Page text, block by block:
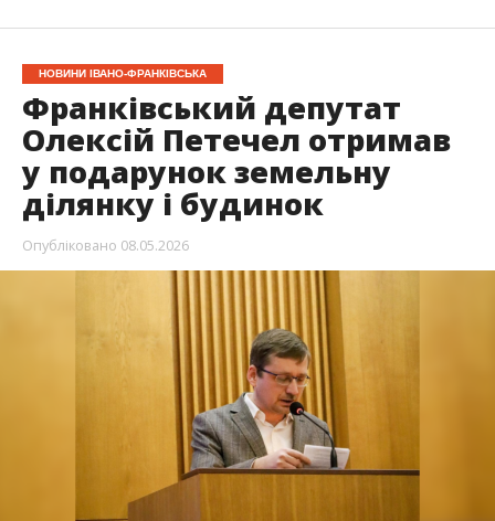
НОВИНИ ІВАНО-ФРАНКІВСЬКА
Франківський депутат
Олексій Петечел отримав
у подарунок земельну
ділянку і будинок
Опубліковано 08.05.2026